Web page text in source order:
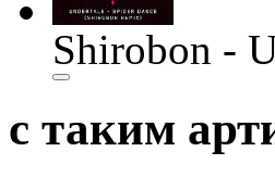
Shirobon -
с таким